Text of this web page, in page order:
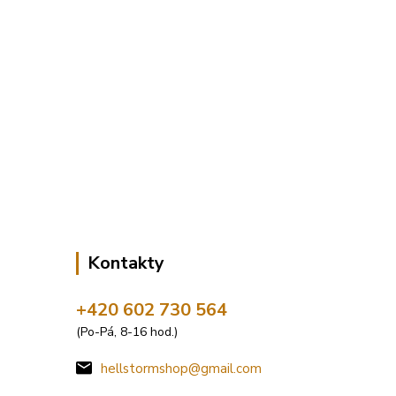
Kontakty
+420 602 730 564
(Po-Pá, 8-16 hod.)
hellstormshop@gmail.com